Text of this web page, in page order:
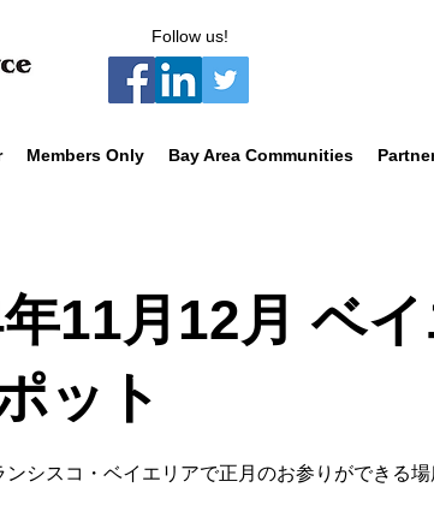
Follow us!
Members Only Bay Area Communities
11月12月 ベ
ット
での正月参り
シスコ・ベイエリアで正月のお参りができる場